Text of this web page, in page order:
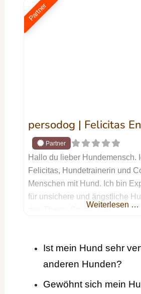
unterstützen, ein echtes Team
durch gegenseitiges Verstehen,
Kommunikation auf Augenhöhe
Partner
persodog | Felicitas
Hallo du lieber Hundemensch.
Felicitas, Hundetrainerin und
Menschen mit Hund. Ich bin
für unsichere und ängstliche
das Thema Stress- und
zu deinem Hund eine
Vertrauen und Sicherheit als
aufbauen kannst. Es geht
Weiterlesen …
Ist mein Hund sehr
anderen Hunden?
Gewöhnt sich mein